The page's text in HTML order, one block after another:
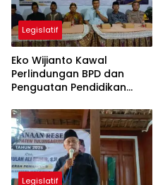
Legislatif
Eko Wijianto Kawal
Perlindungan BPD dan
Penguatan Pendidikan
Legislatif